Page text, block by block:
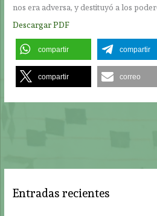
nos era adversa, y destituyó a los
Descargar PDF
compartir compartir
compartir correo
Entradas recientes